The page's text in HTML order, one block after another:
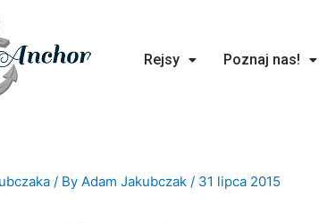
Rejsy Poznaj nas!
/ By Adam Jakubczak / 31 lipca 2015